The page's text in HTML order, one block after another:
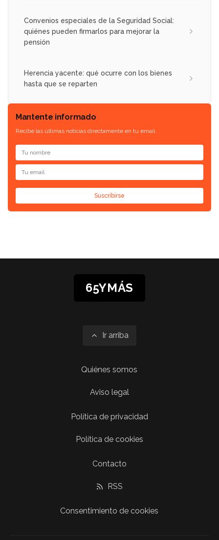
Convenios especiales de la Seguridad Social:
quiénes pueden firmarlos para mejorar la
pensión
Herencia yacente: qué ocurre con los bienes
hasta que se reparten
Mantente informado
Recibe las últimas noticias directamente en tu email.
Suscribirse
65YMÁS
Ir arriba
Quiénes somos
Aviso legal
Política de privacidad
Política de cookies
Contacto
RSS
Consentimiento de cookies